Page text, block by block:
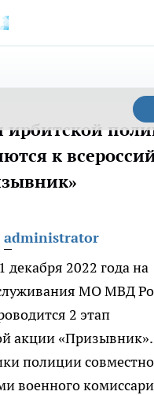
ирбитской
к
administrator
декабря 2022 года на
МО МВД
2 этап
акции
полиции
военного